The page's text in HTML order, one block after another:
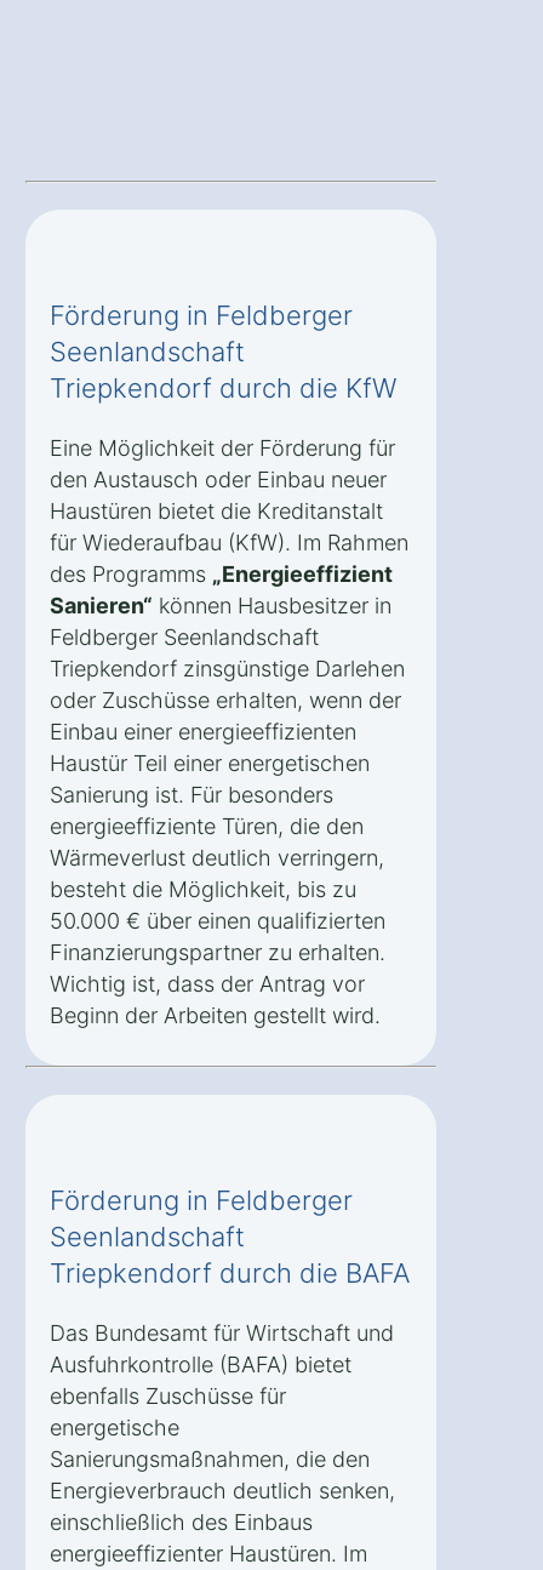
Förderung in Feldberger
Seenlandschaft
Triepkendorf durch die KfW
Eine Möglichkeit der Förderung für
den Austausch oder Einbau neuer
Haustüren bietet die Kreditanstalt
für Wiederaufbau (KfW). Im Rahmen
des Programms „Energieeffizient
Sanieren“ können Hausbesitzer in
Feldberger Seenlandschaft
Triepkendorf zinsgünstige Darlehen
oder Zuschüsse erhalten, wenn der
Einbau einer energieeffizienten
Haustür Teil einer energetischen
Sanierung ist. Für besonders
energieeffiziente Türen, die den
Wärmeverlust deutlich verringern,
besteht die Möglichkeit, bis zu
50.000 € über einen qualifizierten
Finanzierungspartner zu erhalten.
Wichtig ist, dass der Antrag vor
Beginn der Arbeiten gestellt wird.
Förderung in Feldberger
Seenlandschaft
Triepkendorf durch die BAFA
Das Bundesamt für Wirtschaft und
Ausfuhrkontrolle (BAFA) bietet
ebenfalls Zuschüsse für
energetische
Sanierungsmaßnahmen, die den
Energieverbrauch deutlich senken,
einschließlich des Einbaus
energieeffizienter Haustüren. Im